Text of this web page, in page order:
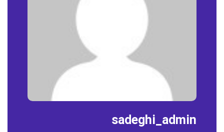
sadeghi_admin